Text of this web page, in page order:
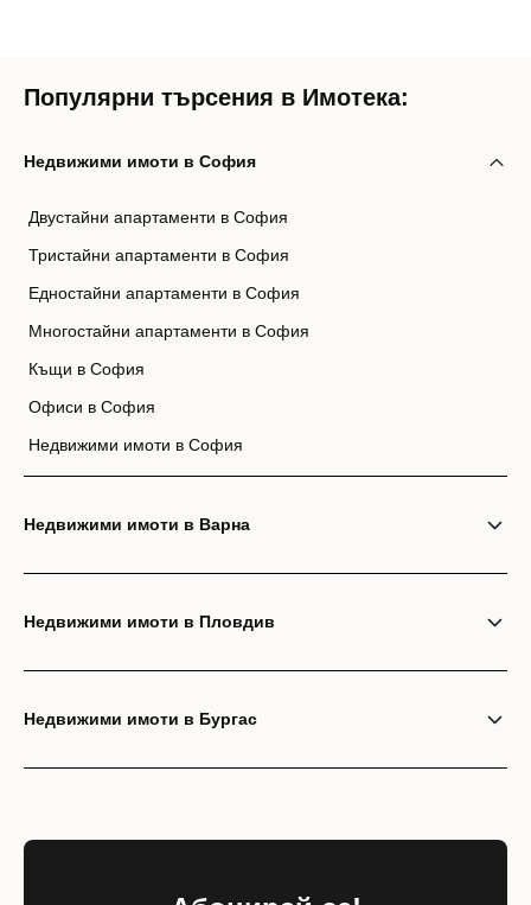
Популярни търсения в Имотека:
Недвижими имоти в София
Двустайни апартаменти в София
Тристайни апартаменти в София
Едностайни апартаменти в София
Многостайни апартаменти в София
Къщи в София
Офиси в София
Недвижими имоти в София
Недвижими имоти в Варна
Недвижими имоти в Пловдив
Недвижими имоти в Бургас